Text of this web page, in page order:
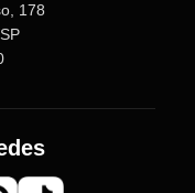
SAC para tirar
Grupo VIP
178